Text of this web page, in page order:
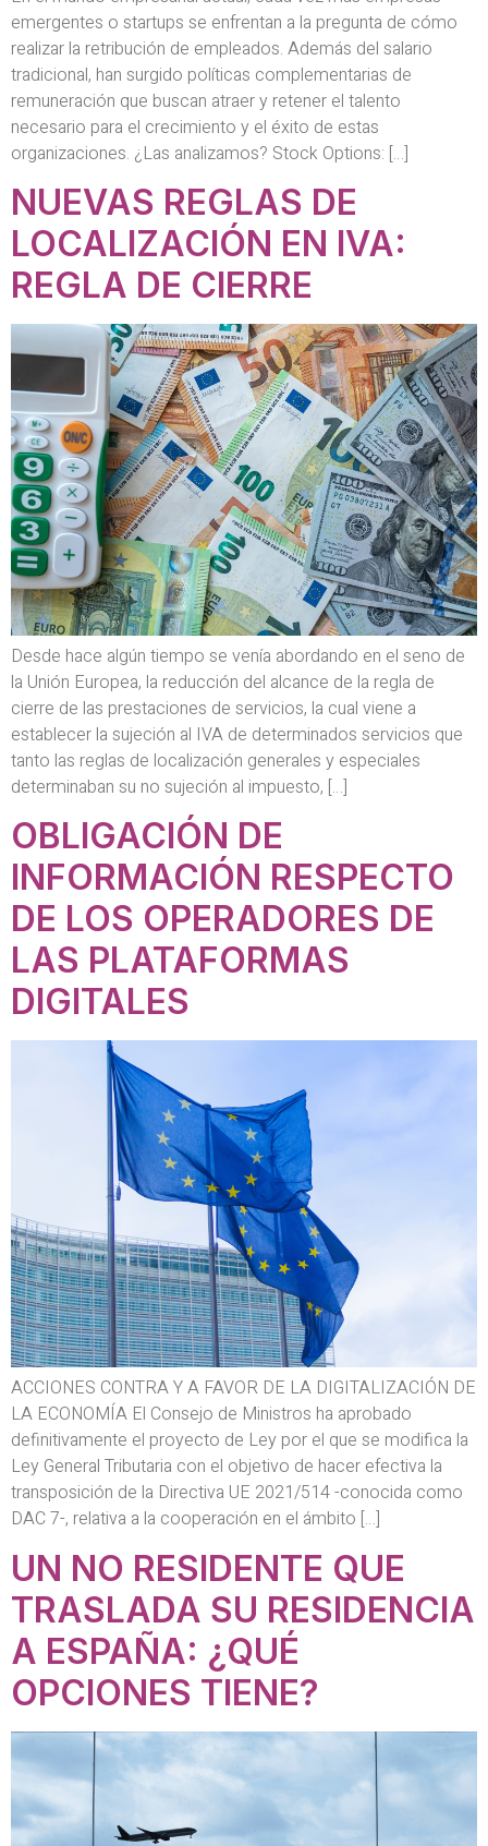
emergentes o startups se enfrentan a la pregunta de cómo
realizar la retribución de empleados. Además del salario
tradicional, han surgido políticas complementarias de
remuneración que buscan atraer y retener el talento
necesario para el crecimiento y el éxito de estas
organizaciones. ¿Las analizamos? Stock Options: […]
NUEVAS REGLAS DE
LOCALIZACIÓN EN IVA:
REGLA DE CIERRE
Desde hace algún tiempo se venía abordando en el seno de
la Unión Europea, la reducción del alcance de la regla de
cierre de las prestaciones de servicios, la cual viene a
establecer la sujeción al IVA de determinados servicios que
tanto las reglas de localización generales y especiales
determinaban su no sujeción al impuesto, […]
OBLIGACIÓN DE
INFORMACIÓN RESPECTO
DE LOS OPERADORES DE
LAS PLATAFORMAS
DIGITALES
ACCIONES CONTRA Y A FAVOR DE LA DIGITALIZACIÓN DE
LA ECONOMÍA El Consejo de Ministros ha aprobado
definitivamente el proyecto de Ley por el que se modifica la
Ley General Tributaria con el objetivo de hacer efectiva la
transposición de la Directiva UE 2021/514 -conocida como
DAC 7-, relativa a la cooperación en el ámbito […]
UN NO RESIDENTE QUE
TRASLADA SU RESIDENCIA
A ESPAÑA: ¿QUÉ
OPCIONES TIENE?